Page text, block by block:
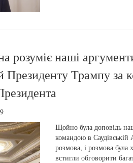
розуміє наші
Президенту Трампу за
Щойно була доповідь
командою в Саудівській
розмова, і розмова
встигли обговорити